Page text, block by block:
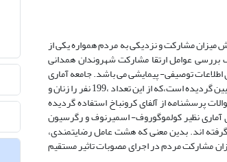
مشارکت و نزدیکی به مردم همواره یکی از
عوامل ارتقا مشارکت شهروندان همدانی
توصیفی- پیمایشی می باشد. جامعه آماری
این تحقیق کلیه شهروندان همدانی در مناطق چهار گانه این شهر بوده و حجم نمونه مورد بررسی بر اساس جدول مورگان 384 نفر تعیین گردیده است،که از این تعداد ،199 نفر را زنان و
پرسشنامه از آلفای کرونباخ استفاده گردیده
آماری نظیر کولموگوروف- اسمیرنوف و رگرسیون
اند. بدین معنی که هشت عامل رضایتمندی،
مشارکت مردم در اجرای مصوبات تاثیر مستقیم